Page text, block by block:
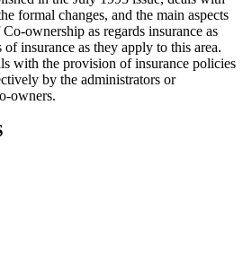
formal changes, and the main aspects
ownership as regards insurance as
insurance as they apply to this area.
with the provision of insurance policies
by the administrators or
owners.